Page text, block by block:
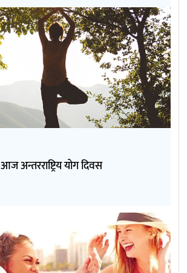
आज अन्तरराष्ट्रिय योग दिवस